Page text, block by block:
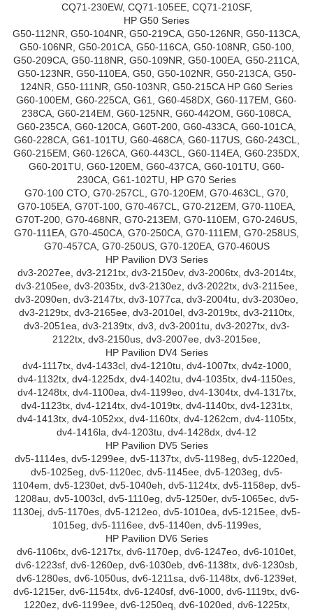
CQ71-230EW, CQ71-105EE, CQ71-210SF,
HP G50 Series
G50-112NR, G50-104NR, G50-219CA, G50-126NR, G50-113CA,
G50-106NR, G50-201CA, G50-116CA, G50-108NR, G50-100,
G50-209CA, G50-118NR, G50-109NR, G50-100EA, G50-211CA,
G50-123NR, G50-110EA, G50, G50-102NR, G50-213CA, G50-
124NR, G50-111NR, G50-103NR, G50-215CA HP G60 Series
G60-100EM, G60-225CA, G61, G60-458DX, G60-117EM, G60-
238CA, G60-214EM, G60-125NR, G60-442OM, G60-108CA,
G60-235CA, G60-120CA, G60T-200, G60-433CA, G60-101CA,
G60-228CA, G61-101TU, G60-468CA, G60-117US, G60-243CL,
G60-215EM, G60-126CA, G60-443CL, G60-114EA, G60-235DX,
G60-201TU, G60-120EM, G60-437CA, G60-101TU, G60-
230CA, G61-102TU, HP G70 Series
G70-100 CTO, G70-257CL, G70-120EM, G70-463CL, G70,
G70-105EA, G70T-100, G70-467CL, G70-212EM, G70-110EA,
G70T-200, G70-468NR, G70-213EM, G70-110EM, G70-246US,
G70-111EA, G70-450CA, G70-250CA, G70-111EM, G70-258US,
G70-457CA, G70-250US, G70-120EA, G70-460US
HP Pavilion DV3 Series
dv3-2027ee, dv3-2121tx, dv3-2150ev, dv3-2006tx, dv3-2014tx,
dv3-2105ee, dv3-2035tx, dv3-2130ez, dv3-2022tx, dv3-2115ee,
dv3-2090en, dv3-2147tx, dv3-1077ca, dv3-2004tu, dv3-2030eo,
dv3-2129tx, dv3-2165ee, dv3-2010el, dv3-2019tx, dv3-2110tx,
dv3-2051ea, dv3-2139tx, dv3, dv3-2001tu, dv3-2027tx, dv3-
2122tx, dv3-2150us, dv3-2007ee, dv3-2015ee,
HP Pavilion DV4 Series
dv4-1117tx, dv4-1433cl, dv4-1210tu, dv4-1007tx, dv4z-1000,
dv4-1132tx, dv4-1225dx, dv4-1402tu, dv4-1035tx, dv4-1150es,
dv4-1248tx, dv4-1100ea, dv4-1199eo, dv4-1304tx, dv4-1317tx,
dv4-1123tx, dv4-1214tx, dv4-1019tx, dv4-1140tx, dv4-1231tx,
dv4-1413tx, dv4-1052xx, dv4-1160tx, dv4-1262cm, dv4-1105tx,
dv4-1416la, dv4-1203tu, dv4-1428dx, dv4-12
HP Pavilion DV5 Series
dv5-1114es, dv5-1299ee, dv5-1137tx, dv5-1198eg, dv5-1220ed,
dv5-1025eg, dv5-1120ec, dv5-1145ee, dv5-1203eg, dv5-
1104em, dv5-1230et, dv5-1040eh, dv5-1124tx, dv5-1158ep, dv5-
1208au, dv5-1003cl, dv5-1110eg, dv5-1250er, dv5-1065ec, dv5-
1130ej, dv5-1170es, dv5-1212eo, dv5-1010ea, dv5-1215ee, dv5-
1015eg, dv5-1116ee, dv5-1140en, dv5-1199es,
HP Pavilion DV6 Series
dv6-1106tx, dv6-1217tx, dv6-1170ep, dv6-1247eo, dv6-1010et,
dv6-1223sf, dv6-1260ep, dv6-1030eb, dv6-1138tx, dv6-1230sb,
dv6-1280es, dv6-1050us, dv6-1211sa, dv6-1148tx, dv6-1239et,
dv6-1215er, dv6-1154tx, dv6-1240sf, dv6-1000, dv6-1119tx, dv6-
1220ez, dv6-1199ee, dv6-1250eq, dv6-1020ed, dv6-1225tx,